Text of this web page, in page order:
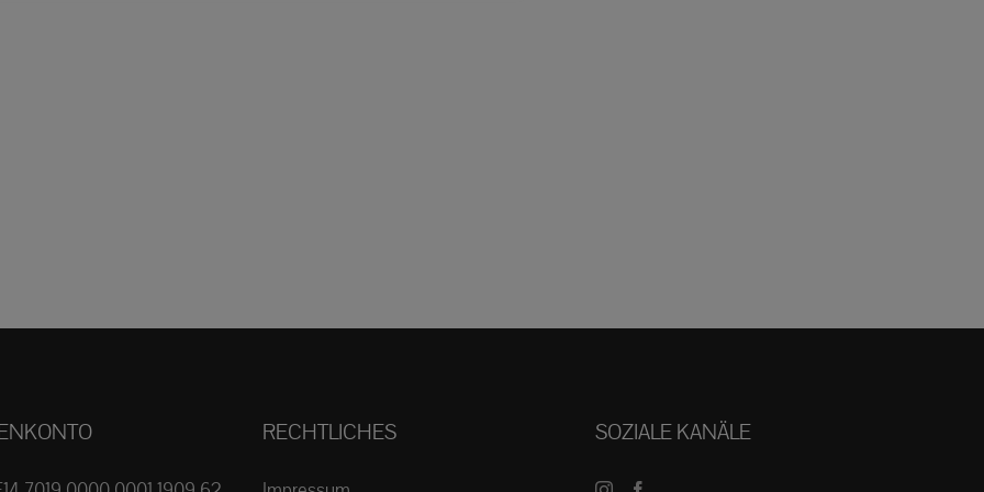
RECHTLICHES SOZIALE KANÄLE